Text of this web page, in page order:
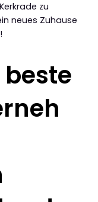
zu
neues Zuhause